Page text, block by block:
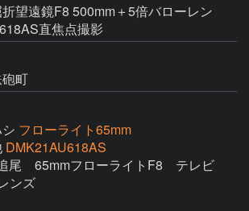
望遠鏡F8 500mm＋5倍バローレン
直焦点撮影
町
フローライト65mm
DMK21AU618AS
尾　65mmフローライトF8　テレビ
ンズ